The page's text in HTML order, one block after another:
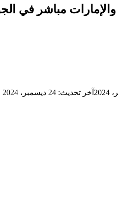
مباشر في الجولة
آخر تحديث: 24 ديسمبر، 2024